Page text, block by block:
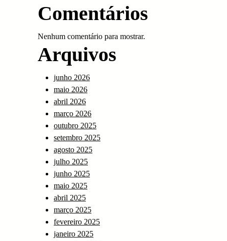
Comentários
Nenhum comentário para mostrar.
Arquivos
junho 2026
maio 2026
abril 2026
março 2026
outubro 2025
setembro 2025
agosto 2025
julho 2025
junho 2025
maio 2025
abril 2025
março 2025
fevereiro 2025
janeiro 2025